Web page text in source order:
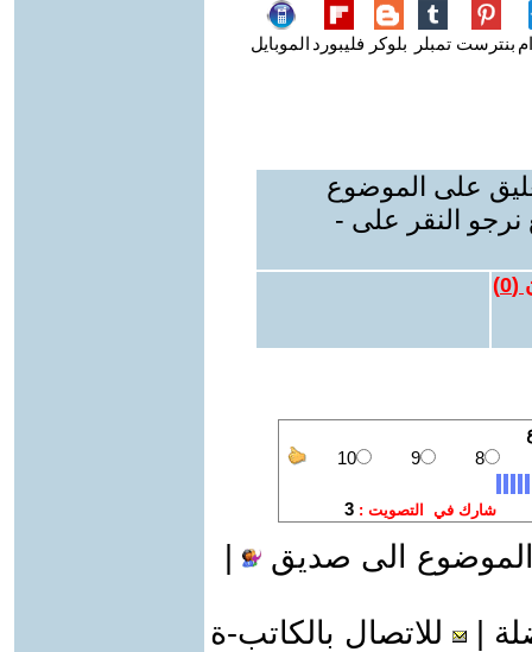
بنترست تمبلر بلوكر فليبورد الموبايل
على الموضوع
نرجو النقر على -
(
0
)
الى صديق
للاتصال بالكاتب-ة